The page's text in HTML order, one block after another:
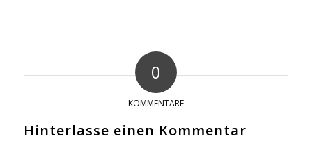
0
KOMMENTARE
Hinterlasse einen Kommentar